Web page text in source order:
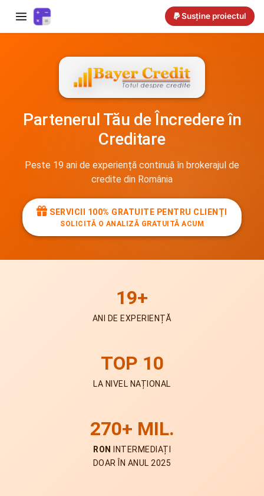
Susține proiectul
Partenerul Tău de Încredere în
Creditare
Peste 19 ani de experiență continuă în brokerajul de
credite din România
SERVICII 100% GRATUITE PENTRU CLIENȚI
SOLICITĂ O ANALIZĂ GRATUITĂ ACUM
19+
ANI DE EXPERIENȚĂ
TOP 10
LA NIVEL NAȚIONAL
270+ MIL.
RON
INTERMEDIAȚI
DOAR ÎN ANUL 2025